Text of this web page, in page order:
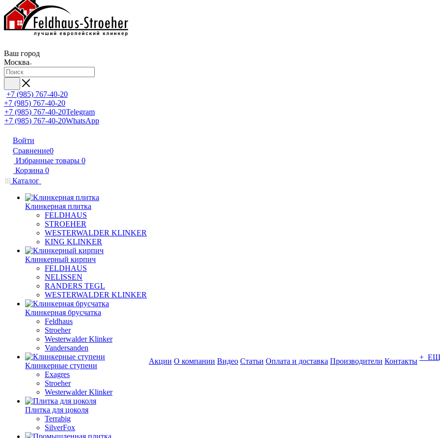
Ваш город
Москва
+7 (985) 767-40-20
+7 (985) 767-40-20
+7 (985) 767-40-20Telegram
+7 (985) 767-40-20WhatsApp
Войти
Сравнение0
Избранные товары 0
Корзина 0
Каталог
Клинкерная плитка
FELDHAUS
STROEHER
WESTERWALDER KLINKER
KING KLINKER
Клинкерный кирпич
FELDHAUS
NELISSEN
RANDERS TEGL
WESTERWALDER KLINKER
Клинкерная брусчатка
Feldhaus
Stroeher
Westerwalder Klinker
Vandersanden
Клинкерные ступени
Exagres
Stroeher
Westerwalder Klinker
Плитка для цоколя
Terrabig
SilverFox
Акции О компании Видео Статьи Оплата и доставка Производители Контакты +